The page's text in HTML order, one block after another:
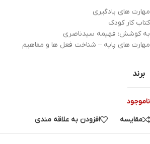
مهارت های یادگیری
کتاب کار کودک
به کوشش: فهیمه سیدناصری
مهارت های پایه – شناخت فعل ها و مفاهیم
برند
ناموجود
مقایسه
افزودن به علاقه مندی